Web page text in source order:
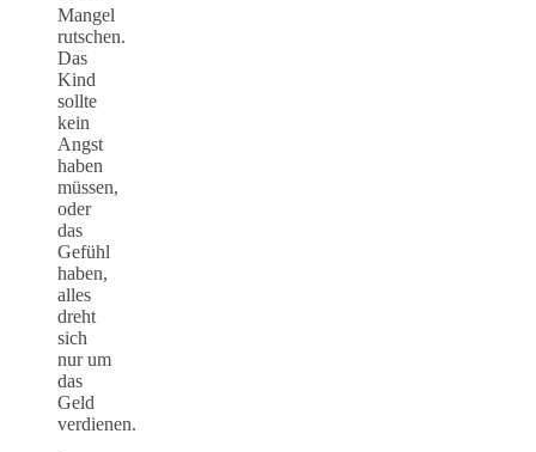
Mangel
rutschen.
Das
Kind
sollte
kein
Angst
haben
müssen,
oder
das
Gefühl
haben,
alles
dreht
sich
nur um
das
Geld
verdienen.